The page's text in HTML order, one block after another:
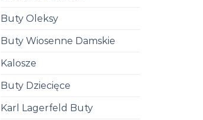
Buty Oleksy
Buty Wiosenne Damskie
Kalosze
Buty Dziecięce
Karl Lagerfeld Buty